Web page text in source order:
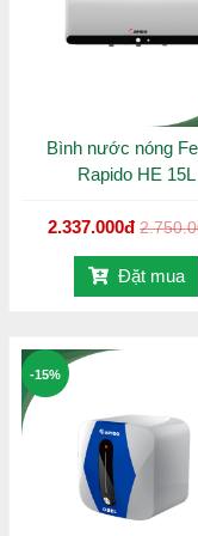
xuất hiện rò điện
cặn, sục rửa bình mà
Bình nước nóng
Rapido HE 15L
2.337.000đ
Đặt mua
-15%